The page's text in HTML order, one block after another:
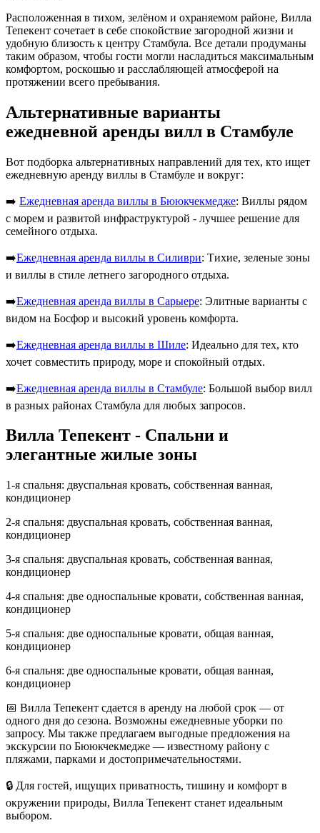
Расположенная в тихом, зелёном и охраняемом районе, Вилла
Тепекент сочетает в себе спокойствие загородной жизни и
удобную близость к центру Стамбула. Все детали продуманы
таким образом, чтобы гости могли насладиться максимальным
комфортом, роскошью и расслабляющей атмосферой на
протяжении всего пребывания.
Альтернативные варианты
ежедневной аренды вилл в Стамбуле
Вот подборка альтернативных направлений для тех, кто ищет
ежедневную аренду виллы в Стамбуле и вокруг:
➡️ Ежедневная аренда виллы в Бююкчекмедже: Виллы рядом
с морем и развитой инфраструктурой - лучшее решение для
семейного отдыха.
➡️Ежедневная аренда виллы в Силиври: Тихие, зеленые зоны
и виллы в стиле летнего загородного отдыха.
➡️Ежедневная аренда виллы в Сарыере: Элитные варианты с
видом на Босфор и высокий уровень комфорта.
➡️Ежедневная аренда виллы в Шиле: Идеально для тех, кто
хочет совместить природу, море и спокойный отдых.
➡️Ежедневная аренда виллы в Стамбуле: Большой выбор вилл
в разных районах Стамбула для любых запросов.
Вилла Тепекент - Спальни и
элегантные жилые зоны
1-я спальня: двуспальная кровать, собственная ванная,
кондиционер
2-я спальня: двуспальная кровать, собственная ванная,
кондиционер
3-я спальня: двуспальная кровать, собственная ванная,
кондиционер
4-я спальня: две односпальные кровати, собственная ванная,
кондиционер
5-я спальня: две односпальные кровати, общая ванная,
кондиционер
6-я спальня: две односпальные кровати, общая ванная,
кондиционер
📅 Вилла Тепекент сдается в аренду на любой срок — от
одного дня до сезона. Возможны ежедневные уборки по
запросу. Мы также предлагаем выгодные предложения на
экскурсии по Бююкчекмедже — известному району с
пляжами, парками и достопримечательностями.
🔒 Для гостей, ищущих приватность, тишину и комфорт в
окружении природы, Вилла Тепекент станет идеальным
выбором.